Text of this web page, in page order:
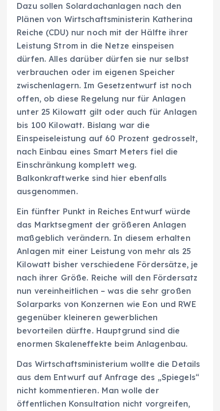
Dazu sollen Solardachanlagen nach den
Plänen von Wirtschaftsministerin Katherina
Reiche (CDU) nur noch mit der Hälfte ihrer
Leistung Strom in die Netze einspeisen
dürfen. Alles darüber dürfen sie nur selbst
verbrauchen oder im eigenen Speicher
zwischenlagern. Im Gesetzentwurf ist noch
offen, ob diese Regelung nur für Anlagen
unter 25 Kilowatt gilt oder auch für Anlagen
bis 100 Kilowatt. Bislang war die
Einspeiseleistung auf 60 Prozent gedrosselt,
nach Einbau eines Smart Meters fiel die
Einschränkung komplett weg.
Balkonkraftwerke sind hier ebenfalls
ausgenommen.
Ein fünfter Punkt in Reiches Entwurf würde
das Marktsegment der größeren Anlagen
maßgeblich verändern. In diesem erhalten
Anlagen mit einer Leistung von mehr als 25
Kilowatt bisher verschiedene Fördersätze, je
nach ihrer Größe. Reiche will den Fördersatz
nun vereinheitlichen – was die sehr großen
Solarparks von Konzernen wie Eon und RWE
gegenüber kleineren gewerblichen
bevorteilen dürfte. Hauptgrund sind die
enormen Skaleneffekte beim Anlagenbau.
Das Wirtschaftsministerium wollte die Details
aus dem Entwurf auf Anfrage des „Spiegels“
nicht kommentieren. Man wolle der
öffentlichen Konsultation nicht vorgreifen,